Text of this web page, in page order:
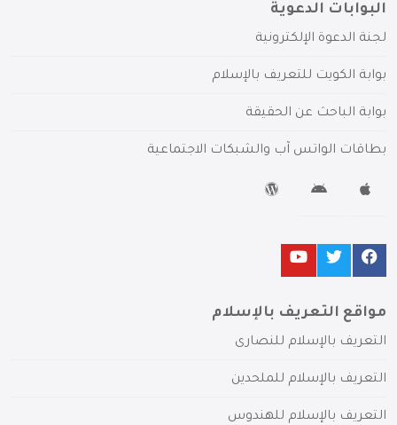
البوابات الدعوية
لجنة الدعوة الإلكترونية
بوابة الكويت للتعريف بالإسلام
بوابة الباحث عن الحقيقة
بطاقات الواتس آب والشبكات الاجتماعية
مواقع التعريف بالإسلام
التعريف بالإسلام للنصارى
التعريف بالإسلام للملحدين
التعريف بالإسلام للهندوس